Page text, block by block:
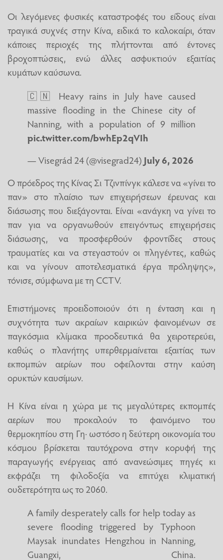
Οι λεγόμενες φυσικές καταστροφές του είδους είναι
τραγικά συχνές στην Κίνα, ειδικά το καλοκαίρι, όταν
κάποιες περιοχές της πλήττονται από έντονες
βροχοπτώσεις, ενώ άλλες ασφυκτιούν εξαιτίας
κυμάτων καύσωνα.
🇨🇳 Heavy rains in July have caused
massive flooding in the Chinese city of
Nanning, with a population of 9 million
pic.twitter.com/bwhEp2qVIh
— Visegrád 24 (@visegrad24) July 6, 2026
Ο πρόεδρος της Κίνας Σι Τζινπίνγκ κάλεσε να «γίνει το
παν» στο πλαίσιο των επιχειρήσεων έρευνας και
διάσωσης που διεξάγονται. Είναι «ανάγκη να γίνει το
παν για να οργανωθούν επειγόντως επιχειρήσεις
διάσωσης, να προσφερθούν φροντίδες στους
τραυματίες και να στεγαστούν οι πληγέντες, καθώς
και να γίνουν αποτελεσματικά έργα πρόληψης»,
τόνισε, σύμφωνα με τη CCTV.
Επιστήμονες προειδοποιούν ότι η ένταση και η
συχνότητα των ακραίων καιρικών φαινομένων σε
παγκόσμια κλίμακα προοδευτικά θα χειροτερεύει,
καθώς ο πλανήτης υπερθερμαίνεται εξαιτίας των
εκπομπών αερίων που οφείλονται στην καύση
ορυκτών καυσίμων.
Η Κίνα είναι η χώρα με τις μεγαλύτερες εκπομπές
αερίων που προκαλούν το φαινόμενο του
θερμοκηπίου στη Γη· ωστόσο η δεύτερη οικονομία του
κόσμου βρίσκεται ταυτόχρονα στην κορυφή της
παραγωγής ενέργειας από ανανεώσιμες πηγές κι
εκφράζει τη φιλοδοξία να επιτύχει κλιματική
ουδετερότητα ως το 2060.
A family desperately calls for help today as
severe flooding triggered by Typhoon
Maysak inundates Hengzhou in Nanning,
Guangxi, China.